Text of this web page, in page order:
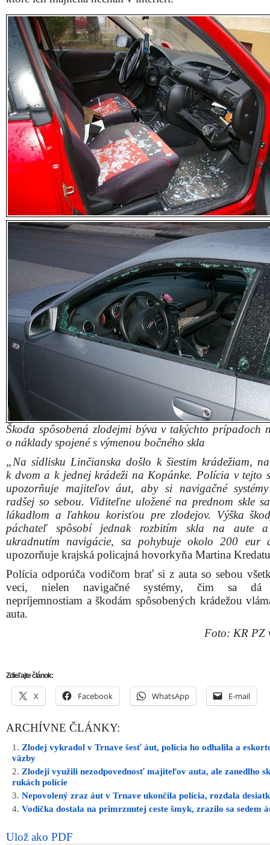
Škoda spôsobená zlodejmi býva v takýchto prípadoch
o náklady spojené s výmenou bočného skla
„Na sídlisku Linčianska došlo k šiestim krádežiam,
k dvom a k jednej krádeži na Kopánke. Polícia v tejto
upozorňuje majiteľov áut, aby si navigačné
radšej so sebou. Viditeľne uložené na prednom skle
lákadlom a ľahkou korisťou pre zlodejov. Výška
páchateľ spôsobí jednak rozbitím skla na aute
ukradnutím navigácie, sa pohybuje okolo 200 eur
upozorňuje krajská policajná hovorkyňa Martina
Polícia odporúča vodičom brať si z auta so sebou
veci, nielen navigačné systémy, čim sa dá
nepríjemnostiam a škodám spôsobených krádežou
auta.
Foto: KR PZ
Zdieľajte článok:
X Facebook WhatsApp E-mail
ARCHÍVNE ČLÁNKY:
Zlodej vykradol v Trnave šesť áut, polícia ho odhalila a
väzby
Zlodeji využili nezodpovednosť majiteľov auta, ale zanedlho
rukách polície
Nepovolený zraz áut v Trnave ukončila polícia, rozdala
Vodička dostala na primrznutej ceste šmyk, zrazilo sa sedem
Ulož ako PDF